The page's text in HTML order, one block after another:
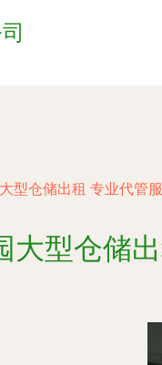
型仓储出租 专业代管
大型仓储